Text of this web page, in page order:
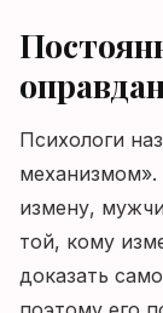
Психологи
механизмом».
измену,
той, кому
доказать